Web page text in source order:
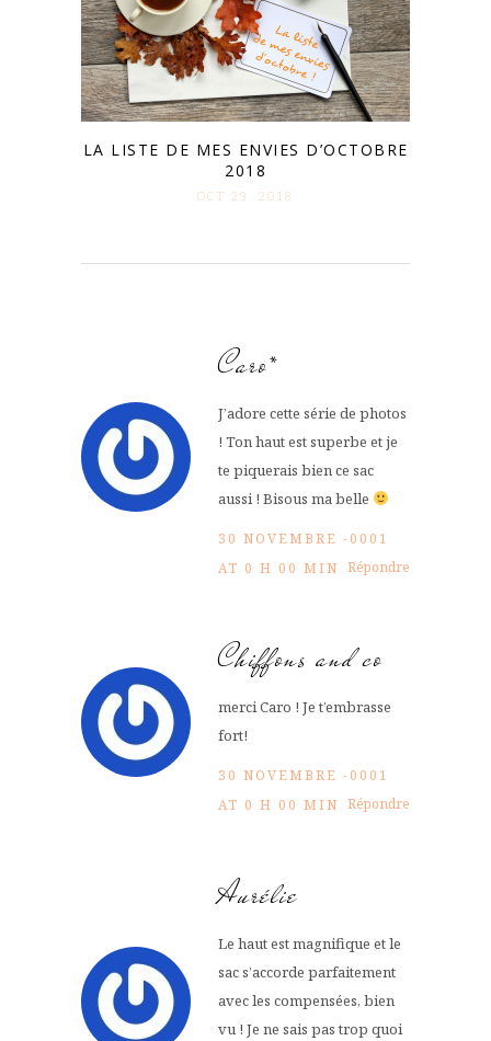
LA LISTE DE MES ENVIES D’OCTOBRE
2018
OCT 29. 2018
Caro*
J’adore cette série de photos
! Ton haut est superbe et je
te piquerais bien ce sac
aussi ! Bisous ma belle
30 NOVEMBRE -0001
AT 0 H 00 MIN Répondre
Chiffons and co
merci Caro ! Je t’embrasse
fort!
30 NOVEMBRE -0001
AT 0 H 00 MIN Répondre
Aurélie
Le haut est magnifique et le
sac s’accorde parfaitement
avec les compensées, bien
vu ! Je ne sais pas trop quoi